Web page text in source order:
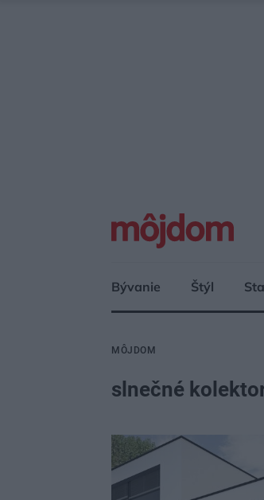
Bývanie Štýl
MÔJDOM
slnečné